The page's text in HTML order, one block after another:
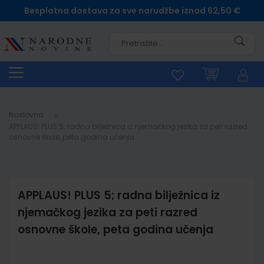
Besplatna dostava za sve narudžbe iznad 62,50 €
Naslovna
APPLAUS! PLUS 5; radna bilježnica iz
njemačkog jezika za peti razred
osnovne škole, peta godina učenja